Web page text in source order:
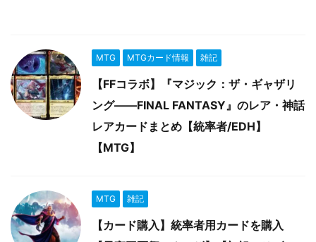
MTG MTGカード情報 雑記
【FFコラボ】『マジック：ザ・ギャザリ
ング――FINAL FANTASY』のレア・神話
レアカードまとめ【統率者/EDH】
【MTG】
MTG 雑記
【カード購入】統率者用カードを購入